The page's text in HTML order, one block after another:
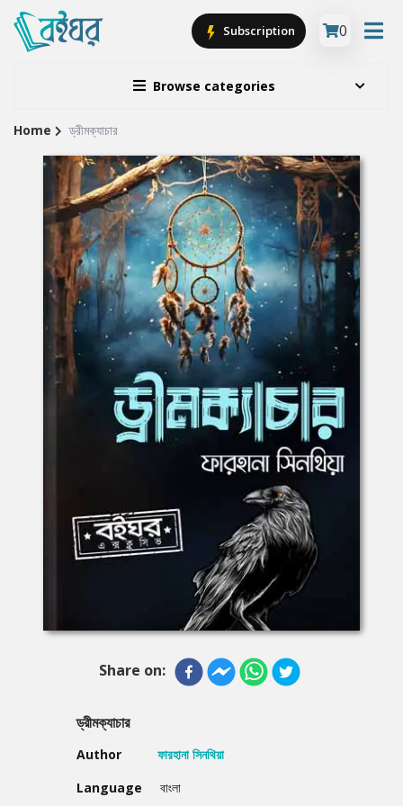
Browse categories
Subscription 0
Site
Breadcrumb
Home ড্রীমক্যাচার
Share on:
ড্রীমক্যাচার
Author
ফারহানা সিনথিয়া
Language
বাংলা